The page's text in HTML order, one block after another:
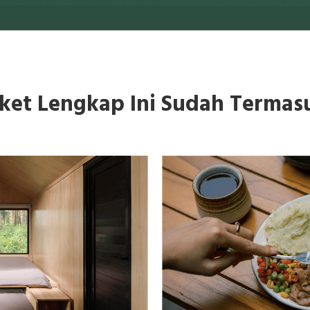
Lengkap Ini Sudah